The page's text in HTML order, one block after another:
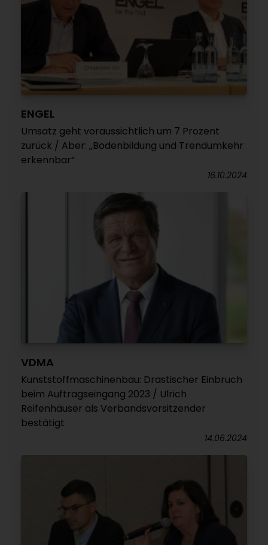
ENGEL
Umsatz geht voraussichtlich um 7 Prozent
zurück / Aber: „Bodenbildung und Trendumkehr
erkennbar“
16.10.2024
VDMA
Kunststoffmaschinenbau: Drastischer Einbruch
beim Auftragseingang 2023 / Ulrich
Reifenhäuser als Verbandsvorsitzender
bestätigt
14.06.2024